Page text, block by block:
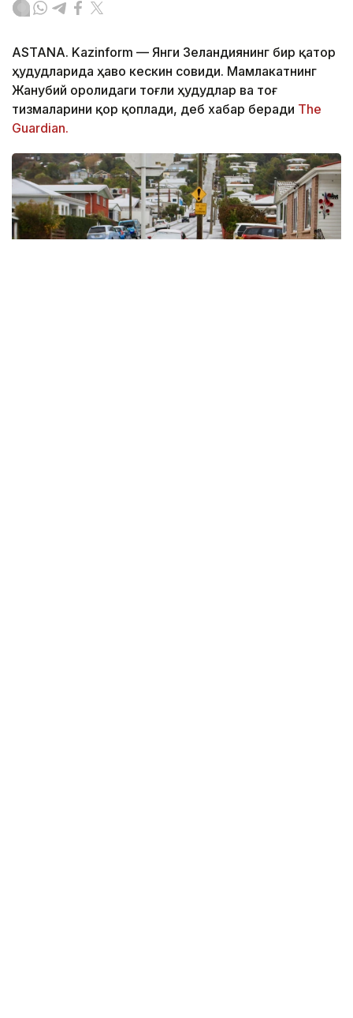
ASTANA. Kazinform — Янги Зеландиянинг бир қатор
ҳудудларида ҳаво кескин совиди. Мамлакатнинг
Жанубий оролидаги тоғли ҳудудлар ва тоғ
тизмаларини қор қоплади, деб хабар беради The
Guardian.